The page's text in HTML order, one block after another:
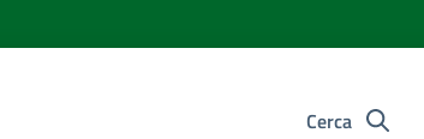
Cerca